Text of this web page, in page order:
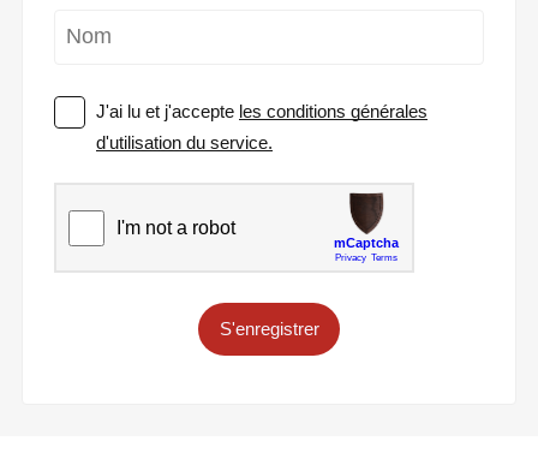
J'ai lu et j'accepte les conditions générales
d'utilisation du service.
S'enregistrer